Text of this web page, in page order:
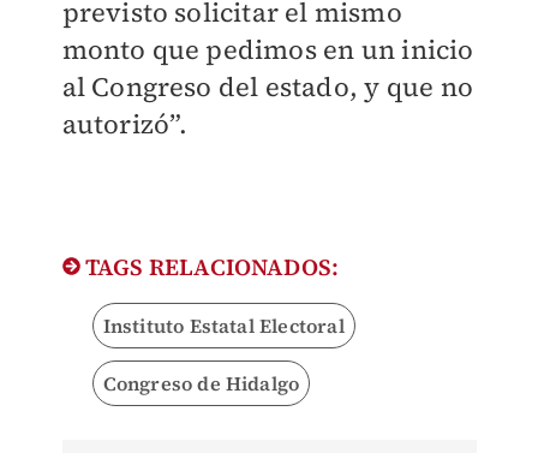
previsto solicitar el mismo
monto que pedimos en un inicio
al Congreso del estado, y que no
autorizó”.
TAGS RELACIONADOS:
Instituto Estatal Electoral
Congreso de Hidalgo